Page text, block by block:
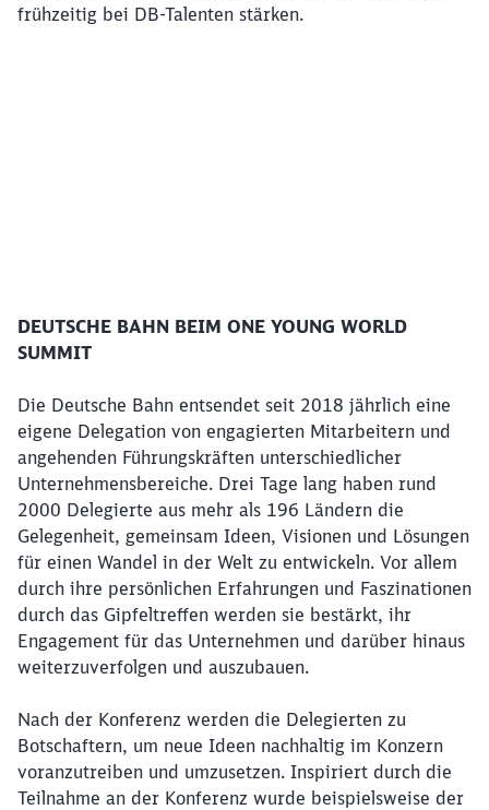
frühzeitig bei DB-Talenten stärken.
Ende des oberhalb befindlichen Videos
DEUTSCHE BAHN BEIM ONE YOUNG WORLD
SUMMIT
Die Deutsche Bahn entsendet seit 2018 jährlich eine
eigene Delegation von engagierten Mitarbeitern und
angehenden Führungskräften unterschiedlicher
Unternehmensbereiche. Drei Tage lang haben rund
2000 Delegierte aus mehr als 196 Ländern die
Gelegenheit, gemeinsam Ideen, Visionen und Lösungen
für einen Wandel in der Welt zu entwickeln. Vor allem
durch ihre persönlichen Erfahrungen und Faszinationen
durch das Gipfeltreffen werden sie bestärkt, ihr
Engagement für das Unternehmen und darüber hinaus
weiterzuverfolgen und auszubauen.
Nach der Konferenz werden die Delegierten zu
Botschaftern, um neue Ideen nachhaltig im Konzern
voranzutreiben und umzusetzen. Inspiriert durch die
Teilnahme an der Konferenz wurde beispielsweise der